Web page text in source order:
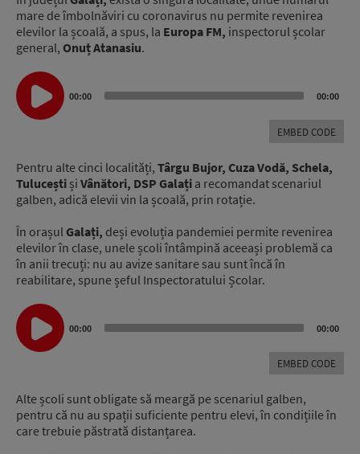
mare de îmbolnăviri cu coronavirus nu permite revenirea
elevilor la școală, a spus, la Europa FM, inspectorul școlar
general, Onuț Atanasiu.
Audio
Player
00:00 00:00
EMBED CODE
Pentru alte cinci localități, Târgu Bujor, Cuza Vodă, Schela,
Tulucești și Vânători, DSP Galați a recomandat scenariul
galben, adică elevii vin la școală, prin rotație.
În orașul Galați, deși evoluția pandemiei permite revenirea
elevilor în clase, unele școli întâmpină aceeași problemă ca
în anii trecuți: nu au avize sanitare sau sunt încă în
reabilitare, spune șeful Inspectoratului Școlar.
Audio
Player
00:00 00:00
EMBED CODE
Alte școli sunt obligate să meargă pe scenariul galben,
pentru că nu au spații suficiente pentru elevi, în condițiile în
care trebuie păstrată distanțarea.